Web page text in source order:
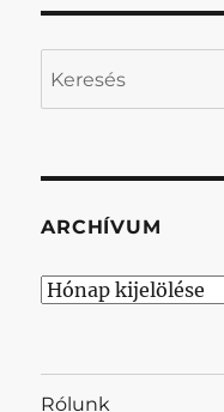
ARCHÍVUM
Archívum
Rólunk